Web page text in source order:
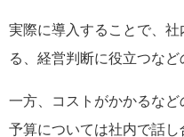
実際に導入することで、
る、経営判断に役立つなど
一方、コストがかかるなど
予算については社内で話